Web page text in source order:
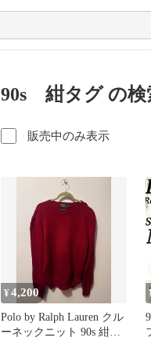
90s 紺タグ の検
販売中のみ表示
¥4,200
Polo by Ralph Lauren クル
ーネックニット 90s 紺タ